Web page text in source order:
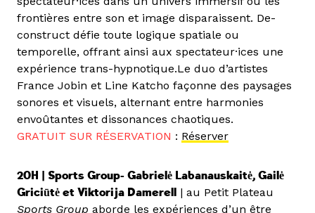
frontières entre son et image disparaissent. De-
construct défie toute logique spatiale ou
temporelle, offrant ainsi aux spectateur·ices une
expérience trans-hypnotique.Le duo d’artistes
France Jobin et Line Katcho façonne des paysages
sonores et visuels, alternant entre harmonies
envoûtantes et dissonances chaotiques.
GRATUIT SUR RÉSERVATION : Réserver
20H | Sports Group- Gabrielė Labanauskaitė, Gailė
Griciūtė et Viktorija Damerell | au Petit Plateau
Sports Group aborde les expériences d’un être